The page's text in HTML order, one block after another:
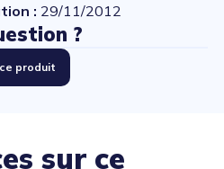
: 29/11/2012
?
produit
sur ce